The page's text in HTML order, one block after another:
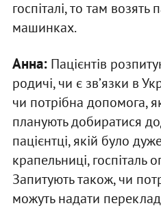
госпіталі, то там возять
машинках.
Анна: Пацієнтів
родичі, чи є звʼязки в
чи потрібна допомога,
планують добиратися
пацієнтці, якій було
крапельниці, госпіталь
Запитують також, чи
можуть надати